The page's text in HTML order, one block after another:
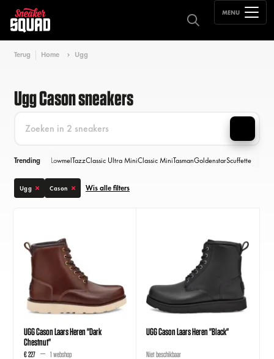
MENU
Terug Home Ugg
Ugg Cason sneakers
Trending LowmelTazzClassic Ultra MiniClassic MiniTasmanGoldenstarScuffette
Ugg Cason Wis alle filters
UGG Cason Laars Heren "Dark
Chestnut"
€ 227 1 webshop
UGG Cason Laars Heren "Black"
Niet beschikbaar